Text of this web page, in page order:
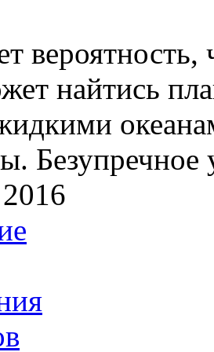
найтись
Безупречное